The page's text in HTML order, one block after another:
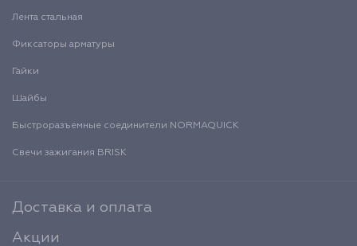
Лента стальная
Фиксаторы арматуры
Гайки
Шайбы
Быстроразъемные соединители NORMAQUICK
Свечи зажигания BRISK
Доставка и оплата
Акции